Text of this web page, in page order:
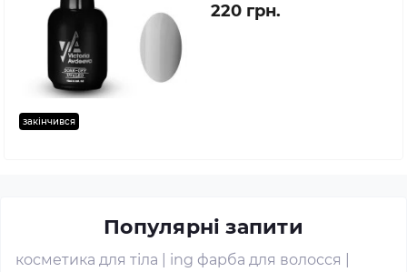
закінчився
220 грн.
Популярні запити
косметика для тіла ing фарба для волосся